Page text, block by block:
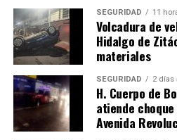
Alejandro Fernández, primer
cantante mexicano en estar
en Teatro Real
24 julio, 2014
En "Música"
RELATED TOPICS:
SEGURIDAD 11
Volcadura de
Hidalgo de
materiales
SEGURIDAD 2 días
H. Cuerpo de
atiende
Avenida